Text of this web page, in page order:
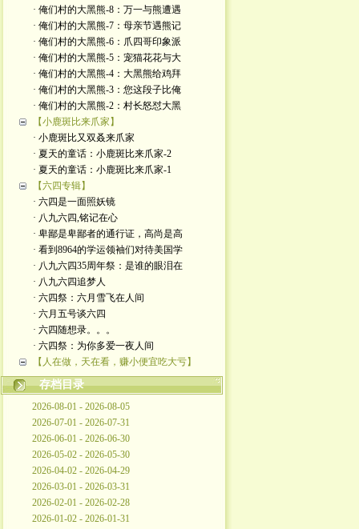
· 俺们村的大黑熊-8：万一与熊遭遇
· 俺们村的大黑熊-7：母亲节遇熊记
· 俺们村的大黑熊-6：爪四哥印象派
· 俺们村的大黑熊-5：宠猫花花与大
· 俺们村的大黑熊-4：大黑熊给鸡拜
· 俺们村的大黑熊-3：您这段子比俺
· 俺们村的大黑熊-2：村长怒怼大黑
【小鹿斑比来爪家】
· 小鹿斑比又双叒来爪家
· 夏天的童话：小鹿斑比来爪家-2
· 夏天的童话：小鹿斑比来爪家-1
【六四专辑】
· 六四是一面照妖镜
· 八九六四,铭记在心
· 卑鄙是卑鄙者的通行证，高尚是高
· 看到8964的学运领袖们对待美国学
· 八九六四35周年祭：是谁的眼泪在
· 八九六四追梦人
· 六四祭：六月雪飞在人间
· 六月五号谈六四
· 六四随想录。。。
· 六四祭：为你多爱一夜人间
【人在做，天在看，赚小便宜吃大亏】
存档目录
2026-08-01 - 2026-08-05
2026-07-01 - 2026-07-31
2026-06-01 - 2026-06-30
2026-05-02 - 2026-05-30
2026-04-02 - 2026-04-29
2026-03-01 - 2026-03-31
2026-02-01 - 2026-02-28
2026-01-02 - 2026-01-31